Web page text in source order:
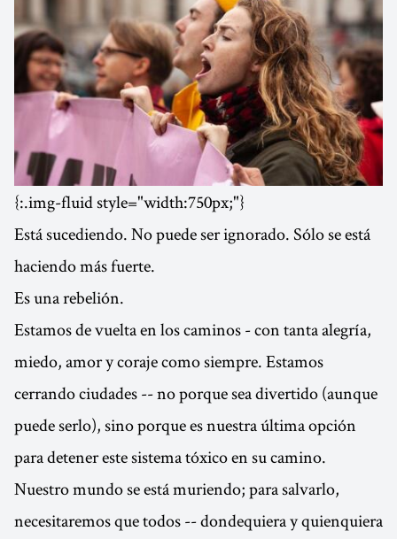
{:.img-fluid style="width:750px;"}
Está sucediendo. No puede ser ignorado. Sólo se está
haciendo más fuerte.
Es una rebelión.
Estamos de vuelta en los caminos - con tanta alegría,
miedo, amor y coraje como siempre. Estamos
cerrando ciudades -- no porque sea divertido (aunque
puede serlo), sino porque es nuestra última opción
para detener este sistema tóxico en su camino.
Nuestro mundo se está muriendo; para salvarlo,
necesitaremos que todos -- dondequiera y quienquiera